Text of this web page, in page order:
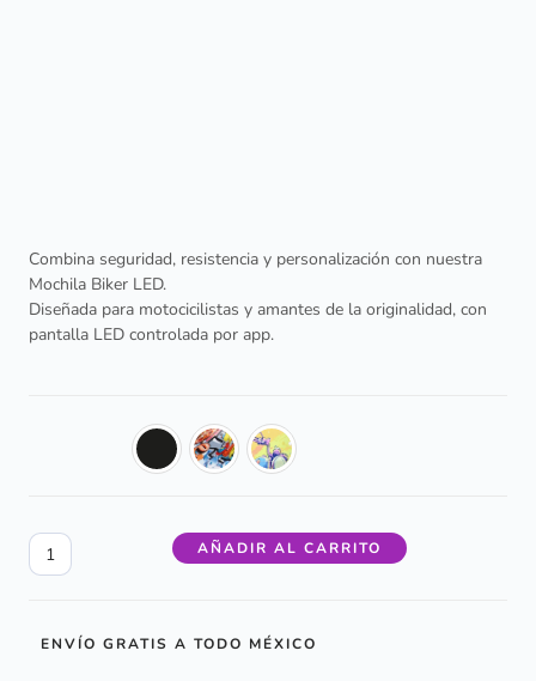
Combina seguridad, resistencia y personalización con nuestra
Mochila Biker LED.
Diseñada para motocicilistas y amantes de la originalidad, con
pantalla LED controlada por app.
AÑADIR AL CARRITO
ENVÍO GRATIS A TODO MÉXICO